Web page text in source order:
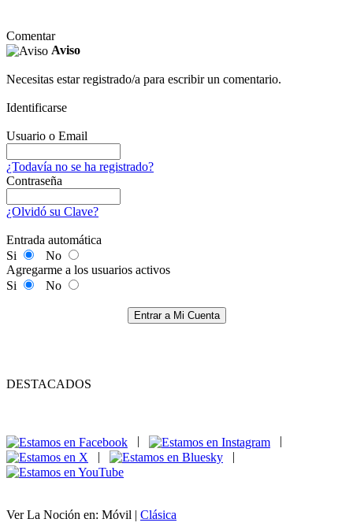
Comentar
Aviso
Necesitas estar registrado/a para escribir un comentario.
Identificarse
Usuario o Email
¿Todavía no se ha registrado?
Contraseña
¿Olvidó su Clave?
Entrada automática
Si
No
Agregarme a los usuarios activos
Si
No
Entrar a Mi Cuenta
DESTACADOS
|
|
Ver La Noción en: Móvil | Clásica